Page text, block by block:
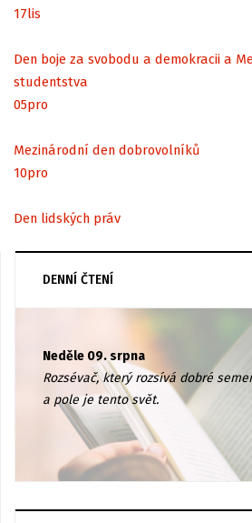
17lis
Den boje za svobodu a demokracii a
studentstva
05pro
Mezinárodní den dobrovolníků
10pro
Den lidských práv
DENNÍ ČTENÍ
Neděle 09. srpna
Rozsévač, který rozsívá dobré
a pole je tento svět.